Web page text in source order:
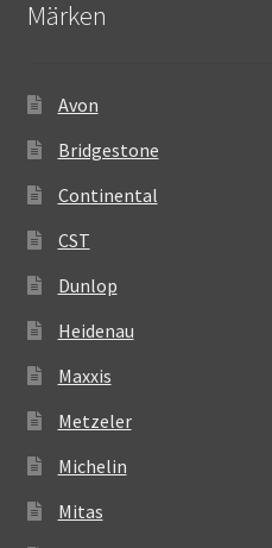
Märken
Avon
Bridgestone
Continental
CST
Dunlop
Heidenau
Maxxis
Metzeler
Michelin
Mitas